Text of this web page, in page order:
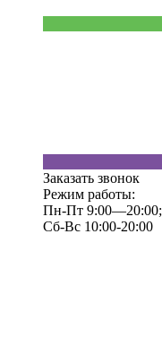
Заказать звонок
Режим работы:
Пн-Пт 9:00—20:00;
Сб-Вс 10:00-20:00